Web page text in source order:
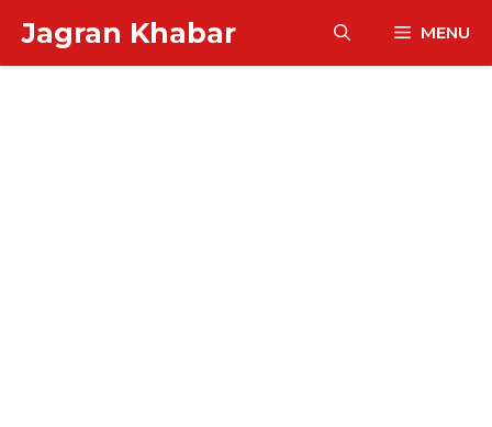
content
Jagran Khabar MENU